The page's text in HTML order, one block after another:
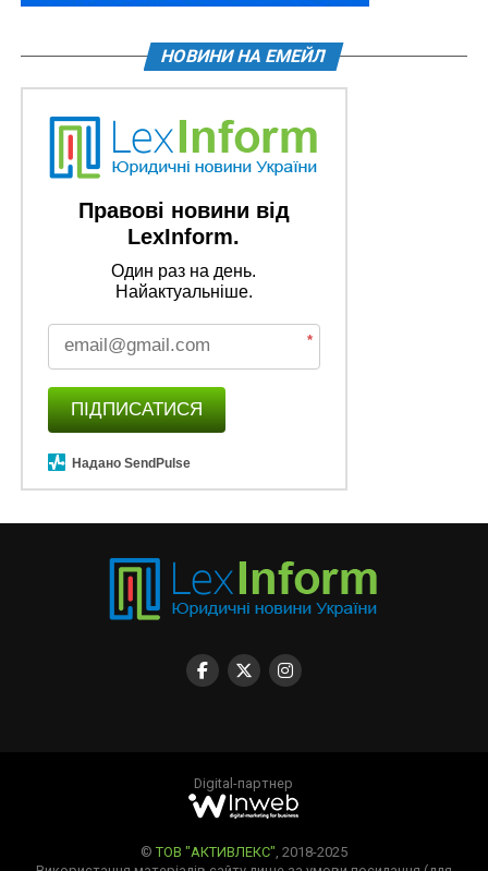
НОВИНИ НА ЕМЕЙЛ
Правові новини від
LexInform.
Один раз на день.
Найактуальніше.
*
ПІДПИСАТИСЯ
Надано SendPulse
Digital-партнер
© ТОВ "АКТИВЛЕКС" , 2018-2025